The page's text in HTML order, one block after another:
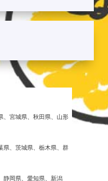
、宮城県、秋田県、山形
県、茨城県、栃木県、群
静岡県、愛知県、新潟